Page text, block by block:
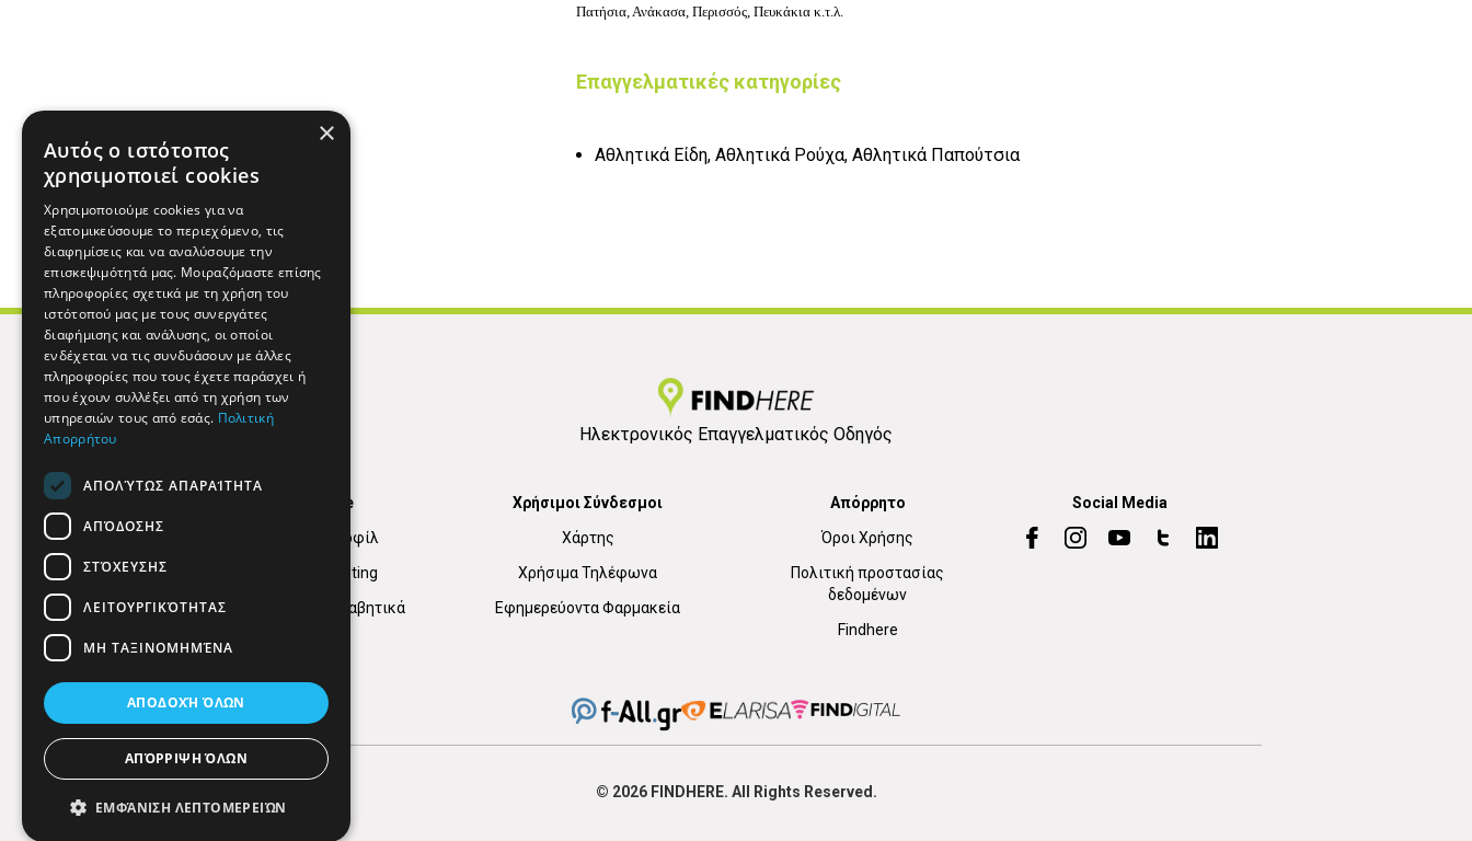
Πατήσια, Ανάκασα, Περισσός, Πευκάκια κ.τ.λ.
Επαγγελματικές κατηγορίες
Αθλητικά Είδη, Αθλητικά Ρούχα, Αθλητικά Παπούτσια
Ηλεκτρονικός Επαγγελματικός Οδηγός
Find Here
Εταιρικό Προφίλ
Digital marketing
Κατηγορίες Αλφαβητικά
Χρήσιμοι Σύνδεσμοι
Χάρτης
Χρήσιμα Τηλέφωνα
Εφημερεύοντα Φαρμακεία
Απόρρητο
Όροι Χρήσης
Πολιτική προστασίας
δεδομένων
Findhere
Social Media
© 2026 FIND HERE. All Rights Reserved.
×
Αυτός ο ιστότοπος
χρησιμοποιεί cookies
Χρησιμοποιούμε cookies για να
εξατομικεύσουμε το περιεχόμενο, τις
διαφημίσεις και να αναλύσουμε την
επισκεψιμότητά μας. Μοιραζόμαστε επίσης
πληροφορίες σχετικά με τη χρήση του
ιστότοπού μας με τους συνεργάτες
διαφήμισης και ανάλυσης, οι οποίοι
ενδέχεται να τις συνδυάσουν με άλλες
πληροφορίες που τους έχετε παράσχει ή
που έχουν συλλέξει από τη χρήση των
υπηρεσιών τους από εσάς. Πολιτική
Απορρήτου
ΑΠΟΛΎΤΩΣ ΑΠΑΡΑΊΤΗΤΑ
ΑΠΌΔΟΣΗΣ
ΣΤΌΧΕΥΣΗΣ
ΛΕΙΤΟΥΡΓΙΚΌΤΗΤΑΣ
ΜΗ ΤΑΞΙΝΟΜΗΜΈΝΑ
ΑΠΟΔΟΧΉ ΌΛΩΝ
ΑΠΌΡΡΙΨΗ ΌΛΩΝ
ΕΜΦΆΝΙΣΗ ΛΕΠΤΟΜΕΡΕΙΏΝ